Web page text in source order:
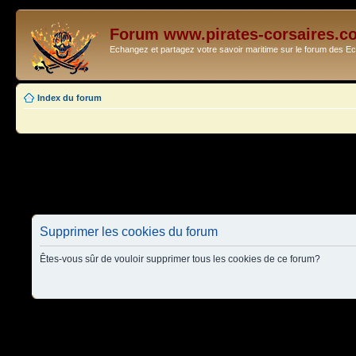
Forum www.pirates-
Echangez et partagez votre savoir maritime sur le forum des
Index du forum
Supprimer les cookies du forum
Êtes-vous sûr de vouloir supprimer tous les cookies de ce forum?